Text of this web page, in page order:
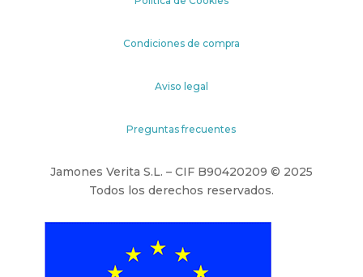
Condiciones de compra
Aviso legal
Preguntas frecuentes
Jamones Verita S.L. – CIF B90420209 © 2025
Todos los derechos reservados.